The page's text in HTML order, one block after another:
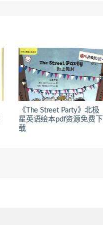
《The Street Party》北极
星英语绘本pdf资源免费下
载